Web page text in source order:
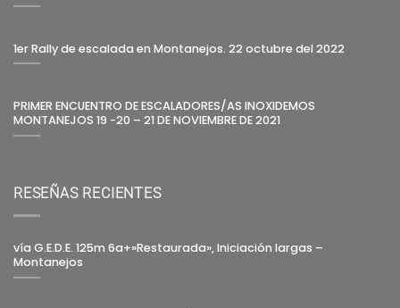
1er Rally de escalada en Montanejos. 22 octubre del 2022
PRIMER ENCUENTRO DE ESCALADORES/AS INOXIDEMOS
MONTANEJOS 19 -20 – 21 DE NOVIEMBRE DE 2021
RESEÑAS RECIENTES
vía G.E.D.E. 125m 6a+»Restaurada», Iniciación largas –
Montanejos